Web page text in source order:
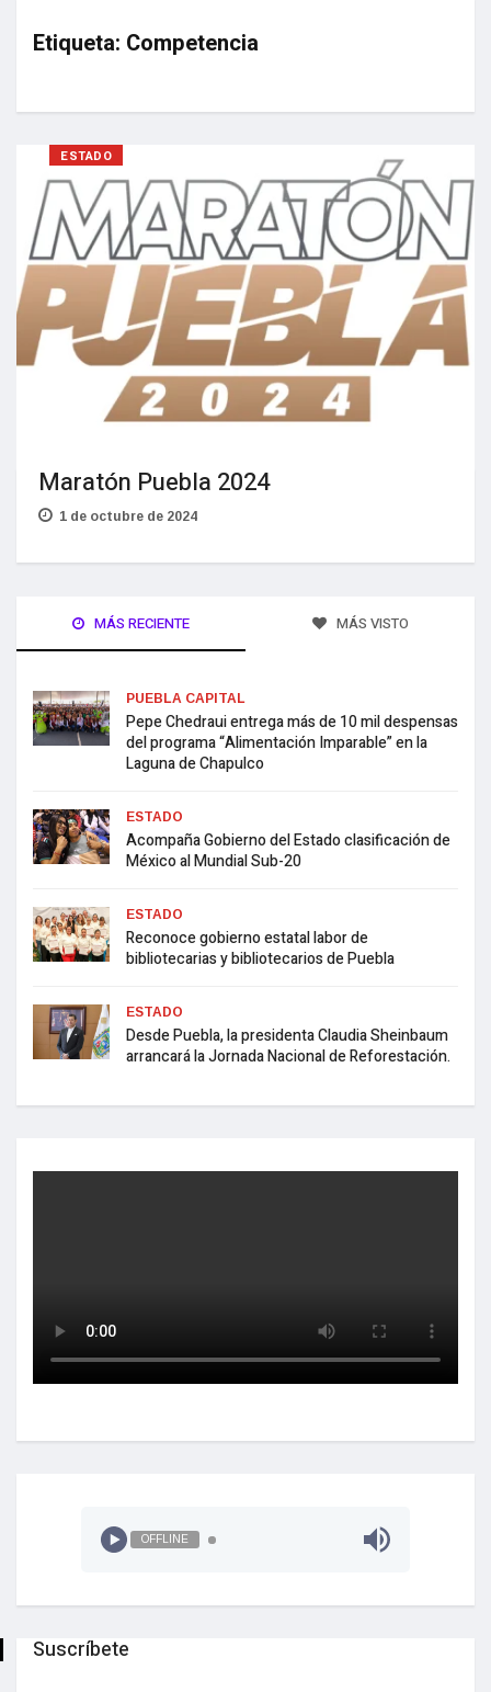
Etiqueta: Competencia
ESTADO
Maratón Puebla 2024
1 de octubre de 2024
MÁS RECIENTE MÁS VISTO
PUEBLA CAPITAL
Pepe Chedraui entrega más de 10 mil despensas
del programa “Alimentación Imparable” en la
Laguna de Chapulco
ESTADO
Acompaña Gobierno del Estado clasificación de
México al Mundial Sub-20
ESTADO
Reconoce gobierno estatal labor de
bibliotecarias y bibliotecarios de Puebla
ESTADO
Desde Puebla, la presidenta Claudia Sheinbaum
arrancará la Jornada Nacional de Reforestación.
OFFLINE
Suscríbete